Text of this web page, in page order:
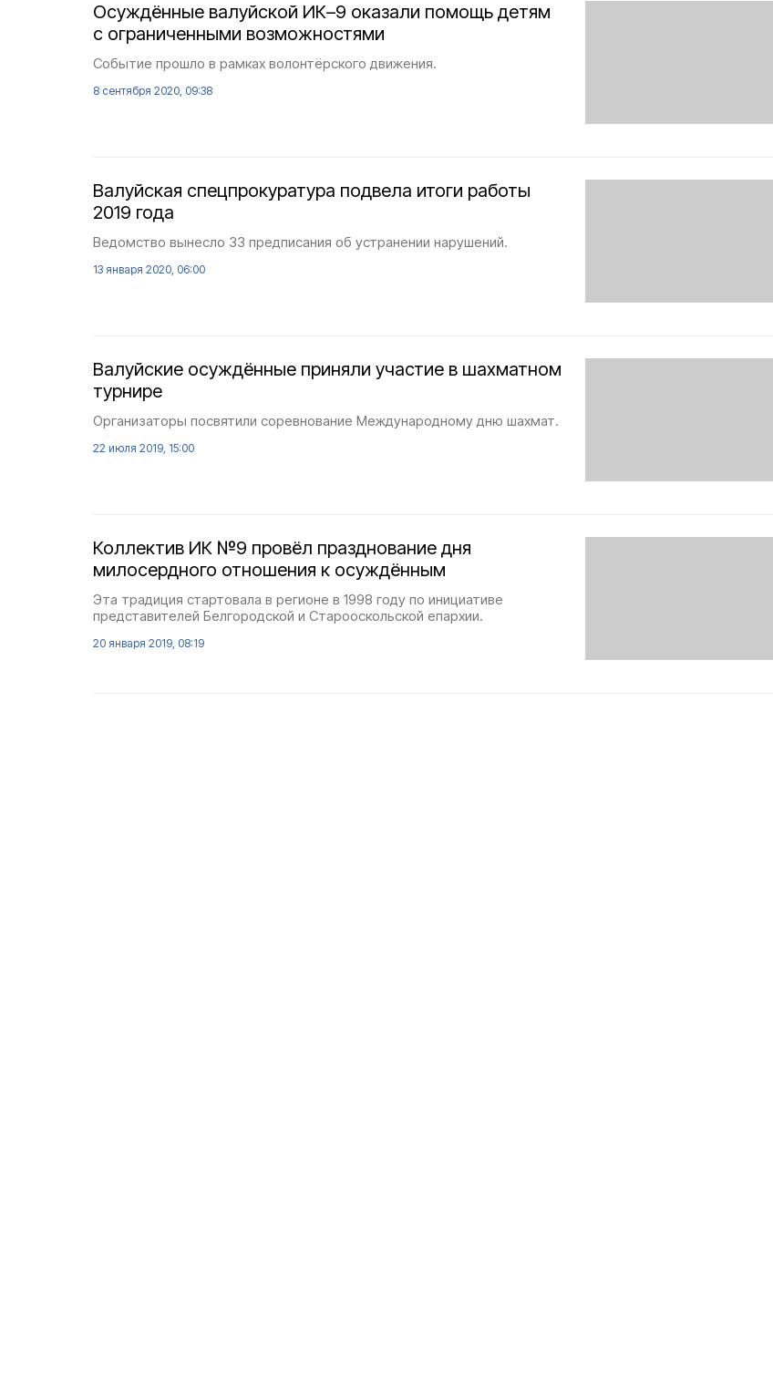
Осуждённые валуйской ИК–9 оказали помощь детям
с ограниченными возможностями
Событие прошло в рамках волонтёрского движения.
8 сентября 2020, 09:38
Валуйская спецпрокуратура подвела итоги работы
2019 года
Ведомство вынесло 33 предписания об устранении нарушений.
13 января 2020, 06:00
Валуйские осуждённые приняли участие в шахматном
турнире
Организаторы посвятили соревнование Международному дню шахмат.
22 июля 2019, 15:00
Коллектив ИК №9 провёл празднование дня
милосердного отношения к осуждённым
Эта традиция стартовала в регионе в 1998 году по инициативе
представителей Белгородской и Старооскольской епархии.
20 января 2019, 08:19